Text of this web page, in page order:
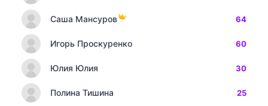
Саша Мансуров 64
Игорь Проскуренко 60
Юлия Юлия 30
Полина Тишина 25